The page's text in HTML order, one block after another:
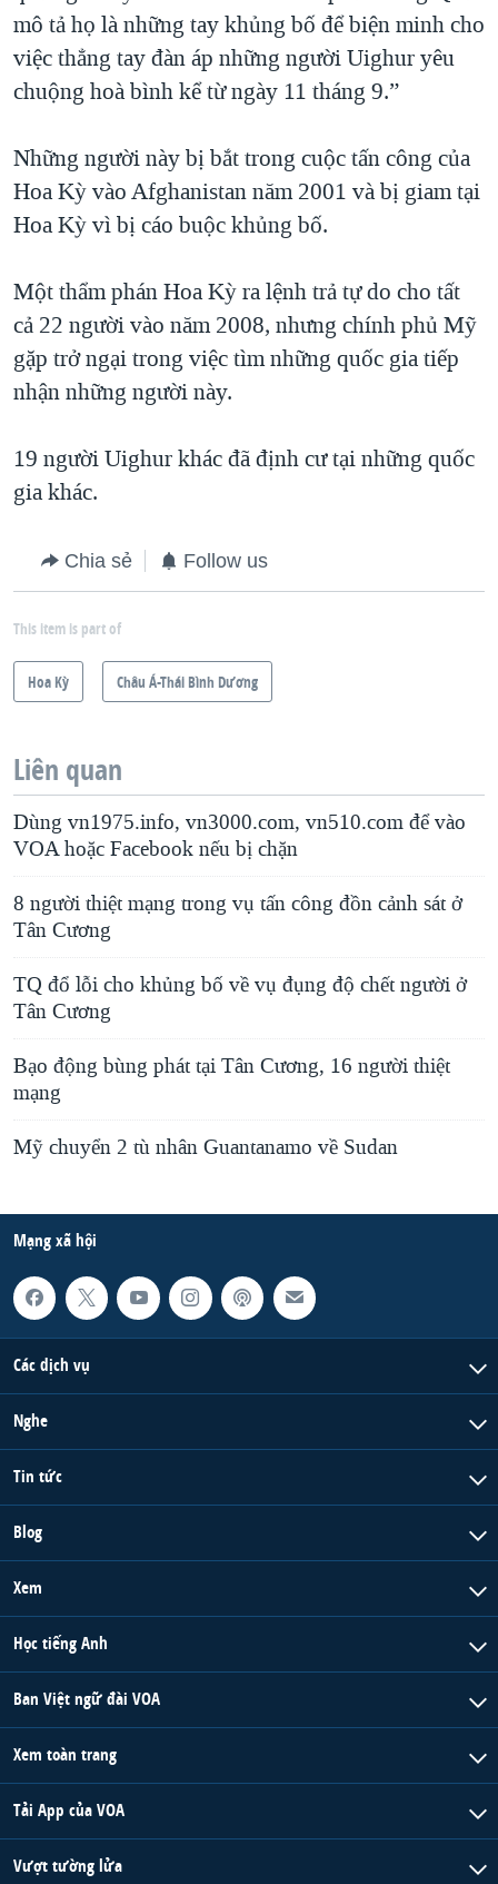
mô tả họ là những tay khủng bố để biện minh cho
việc thẳng tay đàn áp những người Uighur yêu
chuộng hoà bình kể từ ngày 11 tháng 9.”
Những người này bị bắt trong cuộc tấn công của
Hoa Kỳ vào Afghanistan năm 2001 và bị giam tại
Hoa Kỳ vì bị cáo buộc khủng bố.
Một thẩm phán Hoa Kỳ ra lệnh trả tự do cho tất
cả 22 người vào năm 2008, nhưng chính phủ Mỹ
gặp trở ngại trong việc tìm những quốc gia tiếp
nhận những người này.
19 người Uighur khác đã định cư tại những quốc
gia khác.
Chia sẻ Follow us
This item is part of
Hoa Kỳ Châu Á-Thái Bình Dương
Liên quan
Dùng vn1975.info, vn3000.com, vn510.com để vào
VOA hoặc Facebook nếu bị chặn
8 người thiệt mạng trong vụ tấn công đồn cảnh sát ở
Tân Cương
TQ đổ lỗi cho khủng bố về vụ đụng độ chết người ở
Tân Cương
Bạo động bùng phát tại Tân Cương, 16 người thiệt
mạng
Mỹ chuyển 2 tù nhân Guantanamo về Sudan
Mạng xã hội
Các dịch vụ
Nghe
Tin tức
Blog
Xem
Học tiếng Anh
Ban Việt ngữ đài VOA
Xem toàn trang
Tải App của VOA
Vượt tường lửa